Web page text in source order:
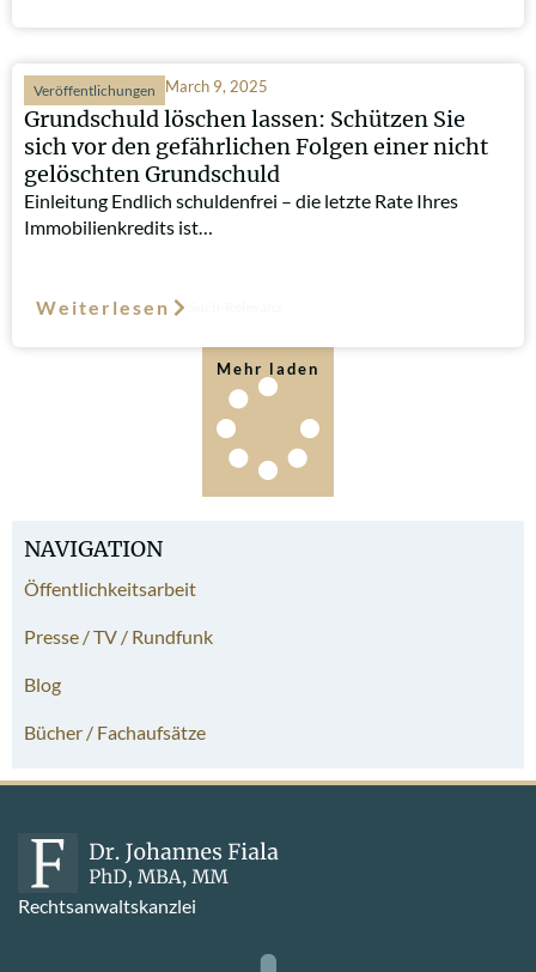
NAVIGATION
Öffentlichkeitsarbeit
Presse / TV / Rundfunk
Blog
Bücher / Fachaufsätze
Veröffentlichungen March 9, 2025
Grundschuld löschen lassen: Schützen Sie
sich vor den gefährlichen Folgen einer nicht
gelöschten Grundschuld
Einleitung Endlich schuldenfrei – die letzte Rate Ihres
Immobilienkredits ist…
Weiterlesen
Mehr laden
Rechtsanwaltskanzlei